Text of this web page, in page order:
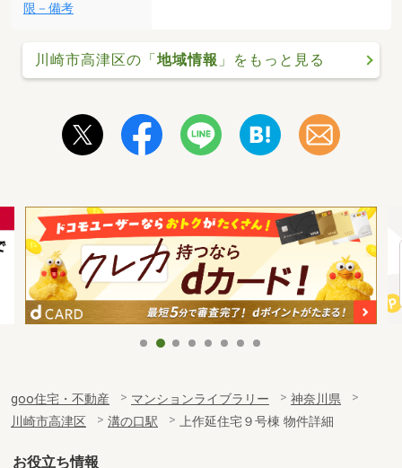
限－備考
川崎市高津区の「地域情報 」をもっと見る
goo住宅・不動産 マンションライブラリー
神奈川県
川崎市高津区
溝の口駅 上作延住宅９号棟 物件詳細
お役立ち情報